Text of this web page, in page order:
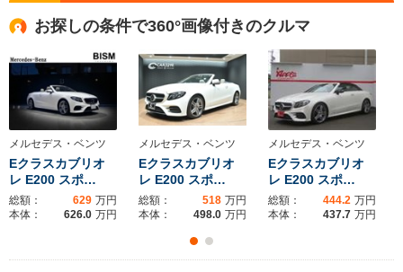
サイズ
(全長x全幅x全高)
1.41m
全幅
1.81m
全長
ホイールベース
-m
12.1～12.9km/L
全高
1.43m
全幅
1.86m
全長
4.85m
ホイールベース
-m
5.03m
ホイー
お探しの条件で360°画像付きのクルマ
メルセデス・ベンツ
Eクラスカブリオ
レ E200 スポ…
総額： 629 万円
本体：
626.0 万円
メルセデス・ベンツ
Eクラスカブリオ
レ E200 スポ…
総額： 518 万円
本体：
498.0 万円
メルセデス・ベンツ
Eクラスカブリオ
レ E200 スポ…
総額： 444.2 万円
本体：
437.7 万円